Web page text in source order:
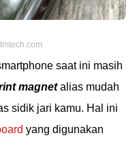
saat ini masih
magnetalias mudah
sidik jari kamu. Hal ini
yang digunakan